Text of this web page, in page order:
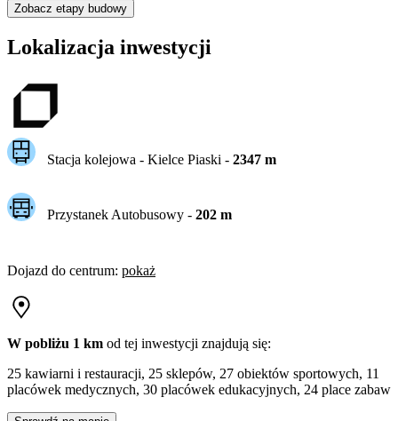
Zobacz etapy budowy
Lokalizacja inwestycji
Stacja kolejowa - Kielce Piaski - 2347m
Przystanek Autobusowy - 202m
Dojazd do centrum: pokaż
W pobliżu 1 km od tej inwestycji znajdują się:
25 kawiarni i restauracji, 25 sklepów, 27 obiektów sportowych, 11
placówek medycznych, 30 placówek edukacyjnych, 24 place zabaw